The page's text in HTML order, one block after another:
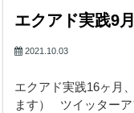
エクアド実践9
2021.10.03
エクアド実践16ヶ月
ます） ツイッター